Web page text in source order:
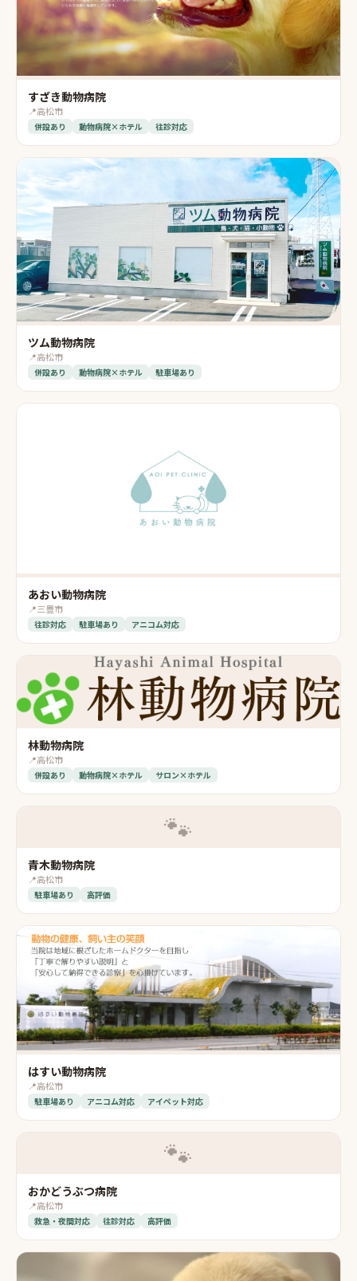
すざき動物病院
📍高松市
併設あり 動物病院×ホテル 往診対応
ツム動物病院
📍高松市
併設あり 動物病院×ホテル 駐車場あり
あおい動物病院
📍三豊市
往診対応 駐車場あり アニコム対応
林動物病院
📍高松市
併設あり 動物病院×ホテル サロン×ホテル
🐾
青木動物病院
📍高松市
駐車場あり 高評価
はすい動物病院
📍高松市
駐車場あり アニコム対応 アイペット対応
🐾
おかどうぶつ病院
📍高松市
救急・夜間対応 往診対応 高評価